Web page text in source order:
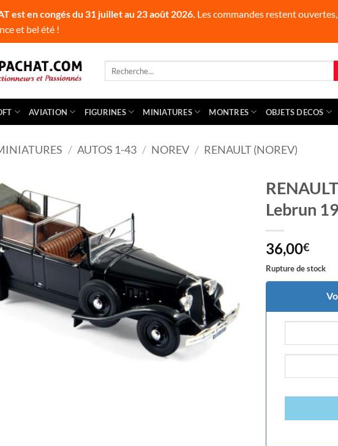
est en congés du 31 juillet au 23 août 2026. Les commandes restent
et bel été !
AVIATION FIGURINES MINIATURES MONTRES OBJETS DECOS
/ AUTOS 1-43 / NOREV / RENAULT (NOREV)
Lebrun
36,00€
Rupture de stock